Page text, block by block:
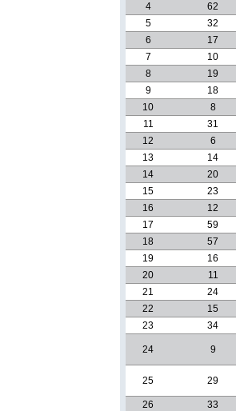
4 62
5
32
6
17
7
10
8
19
9
18
10
8
11
31
12
6
13
14
14
20
15
23
16
12
17
59
18
57
19
16
20
11
21
24
22
15
23
34
24 9
25 29
26 33